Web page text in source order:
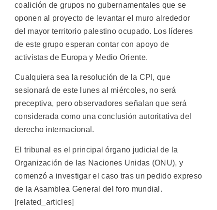
coalición de grupos no gubernamentales que se
oponen al proyecto de levantar el muro alrededor
del mayor territorio palestino ocupado. Los líderes
de este grupo esperan contar con apoyo de
activistas de Europa y Medio Oriente.
Cualquiera sea la resolución de la CPI, que
sesionará de este lunes al miércoles, no será
preceptiva, pero observadores señalan que será
considerada como una conclusión autoritativa del
derecho internacional.
El tribunal es el principal órgano judicial de la
Organización de las Naciones Unidas (ONU), y
comenzó a investigar el caso tras un pedido expreso
de la Asamblea General del foro mundial.
[related_articles]